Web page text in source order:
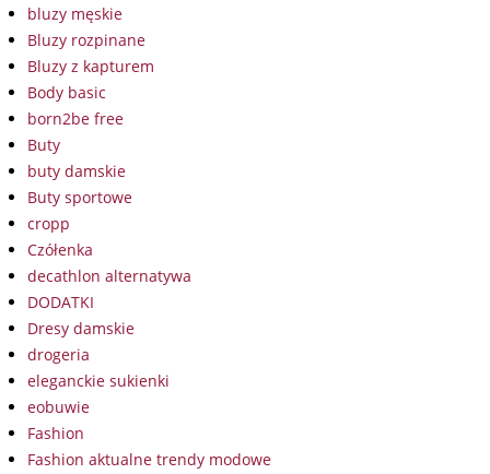
bluzy męskie
Bluzy rozpinane
Bluzy z kapturem
Body basic
born2be free
Buty
buty damskie
Buty sportowe
cropp
Czółenka
decathlon alternatywa
DODATKI
Dresy damskie
drogeria
eleganckie sukienki
eobuwie
Fashion
Fashion aktualne trendy modowe